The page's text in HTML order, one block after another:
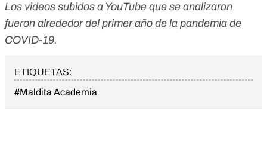
Los videos subidos a YouTube que se analizaron
fueron alrededor del primer año de la pandemia de
COVID-19.
ETIQUETAS:
#Maldita Academia